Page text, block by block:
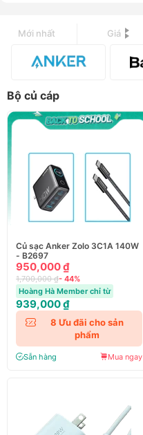
Mới nhất Giá
Bộ củ cáp
Củ sạc Anker Zolo 3C1A 140W
- B2697
950,000 ₫
1,700,000 ₫- 44%
Hoàng Hà Member chỉ từ
939,000 ₫
8 Ưu đãi cho sản
phẩm
Sẵn hàng Mua ngay